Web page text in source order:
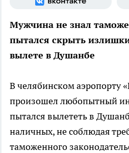
Мужчина не знал
пытался скрыть
вылете в Душанбе
В челябинском аэропорту
произошел любопытный
пытался вылететь в
наличных, не соблюдая
таможенного